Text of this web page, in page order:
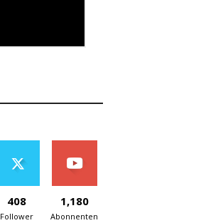
408
Follower
1,180
Abonnenten